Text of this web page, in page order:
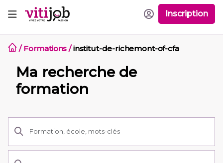
Inscription
/Formations /institut-de-richemont-of-cfa
Ma recherche de
formation